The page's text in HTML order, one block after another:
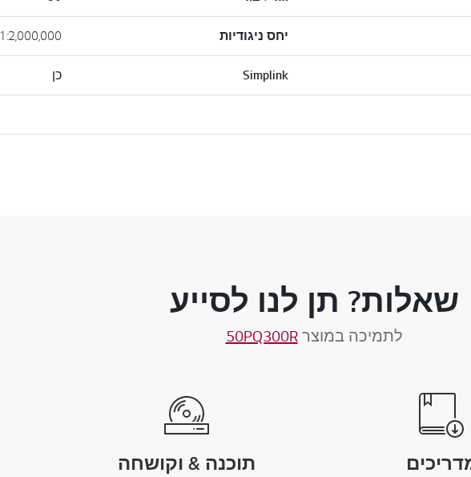
יחס ניגודיות 1:2,000,000
Simplink כן
שאלות? תן לנו לסייע
לתמיכה במוצר50PQ300R
תוכנה & וקושחה